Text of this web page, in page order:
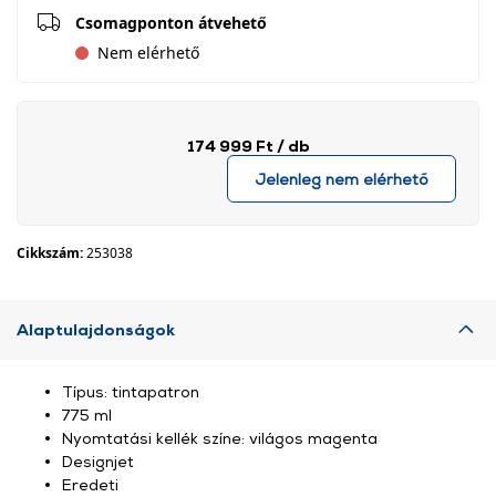
Csomagponton átvehető
Nem elérhető
174 999 Ft / db
Jelenleg nem elérhető
Cikkszám:253038
Alaptulajdonságok
Típus: tintapatron
775 ml
Nyomtatási kellék színe: világos magenta
Designjet
Eredeti